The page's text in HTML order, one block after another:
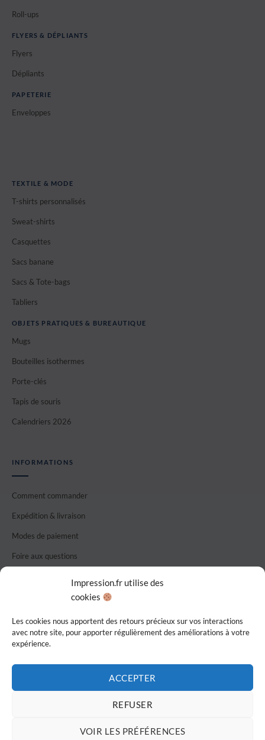
Impression.fr utilise des
cookies
Les cookies nous apportent des retours précieux sur vos interactions
avec notre site, pour apporter régulièrement des améliorations à votre
expérience.
ACCEPTER
REFUSER
VOIR LES PRÉFÉRENCES
Roll-ups
FLYERS & DÉPLIANTS
Flyers
Dépliants
PAPETERIE
Enveloppes
TEXTILE & MODE
T-shirts personnalisés
Sweat-shirts
Casquettes
Sacs banane
Sacs & Tote-bags
Tabliers
OBJETS PRATIQUES & BUREAUTIQUE
Mugs
Bouteilles isothermes
Porte-clés
Tapis de souris
Calendriers 2026
INFORMATIONS
Comment commander
Expédition & livraison
Modes de paiement
Foire aux questions
Confidentialité
Imprimé en France
Visa MasterCard
CONTACT LIVRAISON FAQ CGU